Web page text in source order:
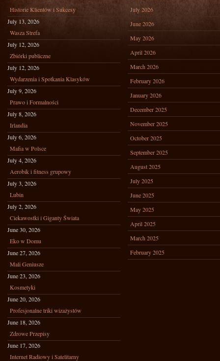
Historie Klientów i Sukcesy
July 13, 2026
Wasza Strefa
July 12, 2026
Zbiórki publiczne
July 12, 2026
Wydarzenia i Spotkania Klasyków
July 9, 2026
Prawo i Formalności
July 8, 2026
Irlandia
July 6, 2026
Mafia w Polsce
July 4, 2026
Aerobik i fitness grupowy
July 3, 2026
Lubin
July 2, 2026
Ciekawostki i Giganty Świata
June 30, 2026
Eko w Domu
June 27, 2026
Mali Geniusze
June 23, 2026
Kosmetyki
June 20, 2026
Profesjonalne triki wizażystów
June 18, 2026
Zdrowe Przepisy
June 17, 2026
Internet Radiowy i Satelitarny
July 2026
June 2026
May 2026
April 2026
March 2026
February 2026
January 2026
December 2025
November 2025
October 2025
September 2025
August 2025
July 2025
June 2025
May 2025
April 2025
March 2025
February 2025